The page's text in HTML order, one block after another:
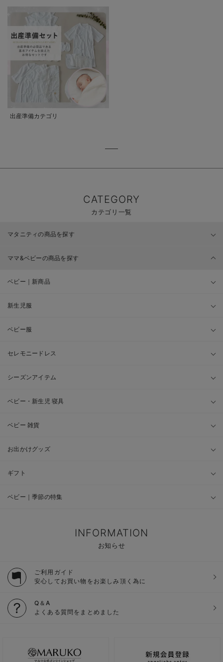
出産準備カテゴリ
CATEGORY
カテゴリ一覧
マタニティの商品を探す
ママ&ベビーの商品を探す
ベビー｜新商品
新生児服
ベビー服
セレモニードレス
シーズンアイテム
ベビー・新生児 寝具
ベビー 雑貨
お出かけグッズ
ギフト
ベビー｜季節の特集
INFORMATION
お知らせ
ご利用ガイド
安心してお買い物をお楽しみ頂く為に
Q＆A
よくある質問をまとめました